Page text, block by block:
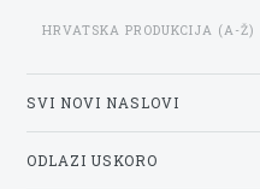
HRVATSKA PRODUKCIJA (A-Ž)
SVI NOVI NASLOVI
ODLAZI USKORO